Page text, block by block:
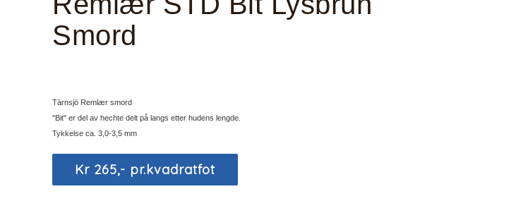
Smord
Tärnsjö Remlær smord
"Bit" er del av hechte delt på langs etter hudens lengde.
Tykkelse ca. 3,0-3,5 mm
Kr 265,- pr.kvadratfot